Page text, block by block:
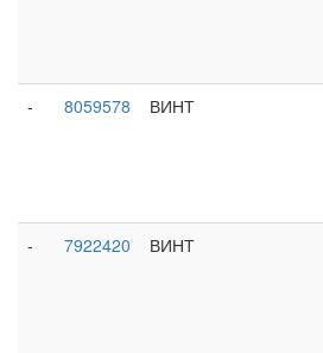
-
8059578 ВИНТ
-
7922420 ВИНТ